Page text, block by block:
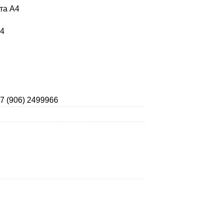
А4
(906) 2499966